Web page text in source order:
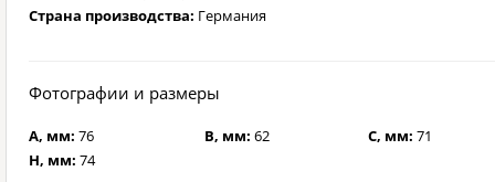
Страна производства: Германия
Фотографии и размеры
A, мм: 76 B, мм: 62 C, мм:71
H, мм: 74